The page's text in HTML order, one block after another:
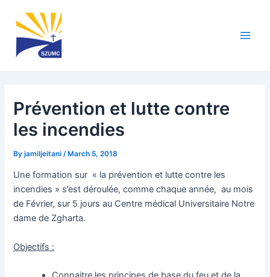
content
Prévention et lutte contre
les incendies
Byjamiljeitani/ March 5, 2018
Une formation sur « la prévention et lutte contre les
incendies » s’est déroulée, comme chaque année, au mois
de Février, sur 5 jours au Centre médical Universitaire Notre
dame de Zgharta.
Objectifs :
navigation